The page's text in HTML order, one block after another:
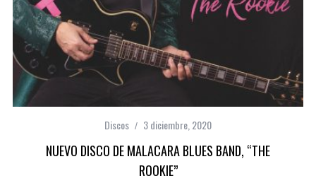
Discos 3 diciembre, 2020
NUEVO DISCO DE MALACARA BLUES BAND, “THE
ROOKIE”